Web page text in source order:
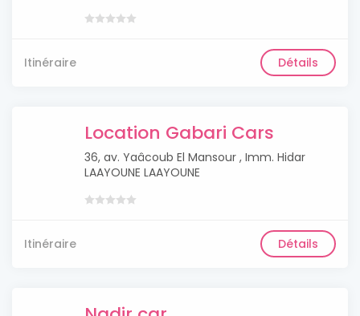
Itinéraire Détails
Location Gabari Cars
36, av. Yaâcoub El Mansour , Imm. Hidar
LAAYOUNE LAAYOUNE
Itinéraire Détails